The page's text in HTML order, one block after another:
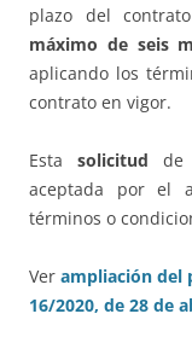
plazo del
máximo de seis
aplicando los
contrato en vigor.
Esta solicitud de
aceptada por el
términos o
Ver ampliación del
16/2020, de 28 de